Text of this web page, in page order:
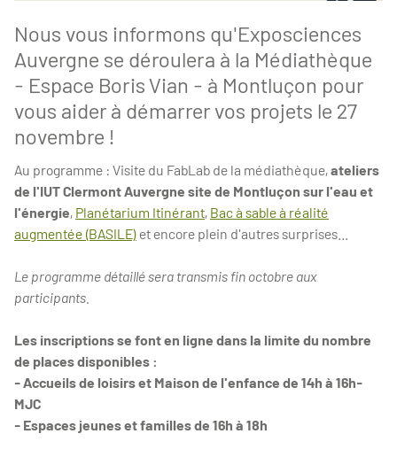
Nous vous informons qu'Exposciences
Auvergne se déroulera à la Médiathèque
- Espace Boris Vian - à Montluçon pour
vous aider à démarrer vos projets le 27
novembre !
Au programme : Visite du FabLab de la médiathèque,ateliers
de l'IUT Clermont Auvergne site de Montluçon sur l'eau et
l'énergie, Planétarium Itinérant, Bac à sable à réalité
augmentée (BASILE)et encore plein d'autres surprises...
Le programme détaillé sera transmis fin octobre aux
participants.
Les inscriptions se font en ligne dans la limite du nombre
de places disponibles :
- Accueils de loisirs et Maison de l'enfance de 14h à 16h-
MJC
- Espaces jeunes et familles de 16h à 18h